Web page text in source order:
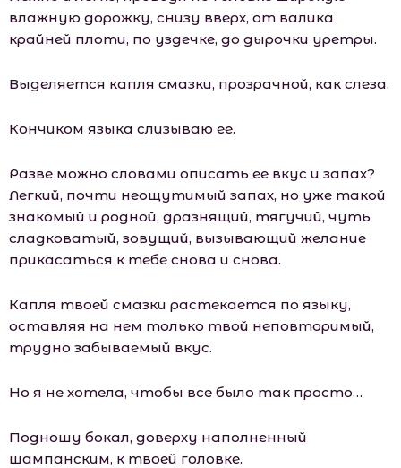
влажную дорожку, снизу вверх, от валика
крайней плоти, по уздечке, до дырочки уретры.
Выделяется капля смазки, прозрачной, как слеза.
Кончиком языка слизываю ее.
Разве можно словами описать ее вкус и запах?
Легкий, почти неощутимый запах, но уже такой
знакомый и родной, дразнящий, тягучий, чуть
сладковатый, зовущий, вызывающий желание
прикасаться к тебе снова и снова.
Капля твоей смазки растекается по языку,
оставляя на нем только твой неповторимый,
трудно забываемый вкус.
Но я не хотела, чтобы все было так просто…
Подношу бокал, доверху наполненный
шампанским, к твоей головке.